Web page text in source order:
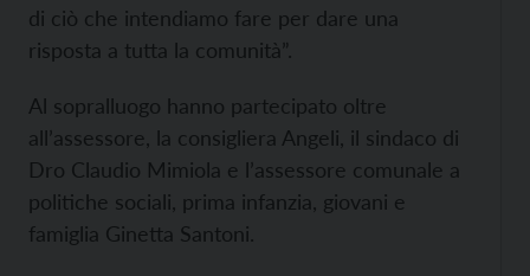
di ciò che intendiamo fare per dare una
risposta a tutta la comunità”.
Al sopralluogo hanno partecipato oltre
all’assessore, la consigliera Angeli, il sindaco di
Dro Claudio Mimiola e l’assessore comunale a
politiche sociali, prima infanzia, giovani e
famiglia Ginetta Santoni.